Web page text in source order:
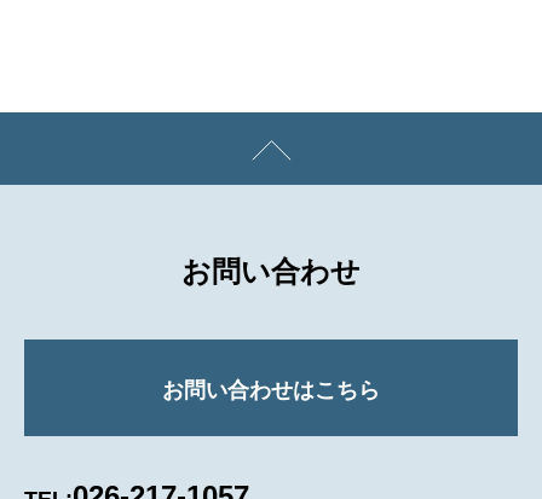
お問い合わせ
お問い合わせはこちら